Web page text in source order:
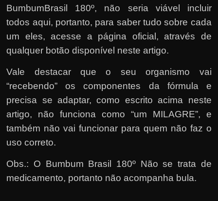
BumbumBrasil 180º, não seria viável incluir
todos aqui, portanto, para saber tudo sobre cada
um eles, acesse a página oficial, através de
qualquer botão disponível neste artigo.
Vale destacar que o seu organismo vai
“recebendo” os componentes da fórmula e
precisa se adaptar, como escrito acima neste
artigo, não funciona como “um MILAGRE”, e
também não vai funcionar para quem não faz o
uso correto.
Obs.: O Bumbum Brasil 180º Não se trata de
medicamento, portanto não acompanha bula.